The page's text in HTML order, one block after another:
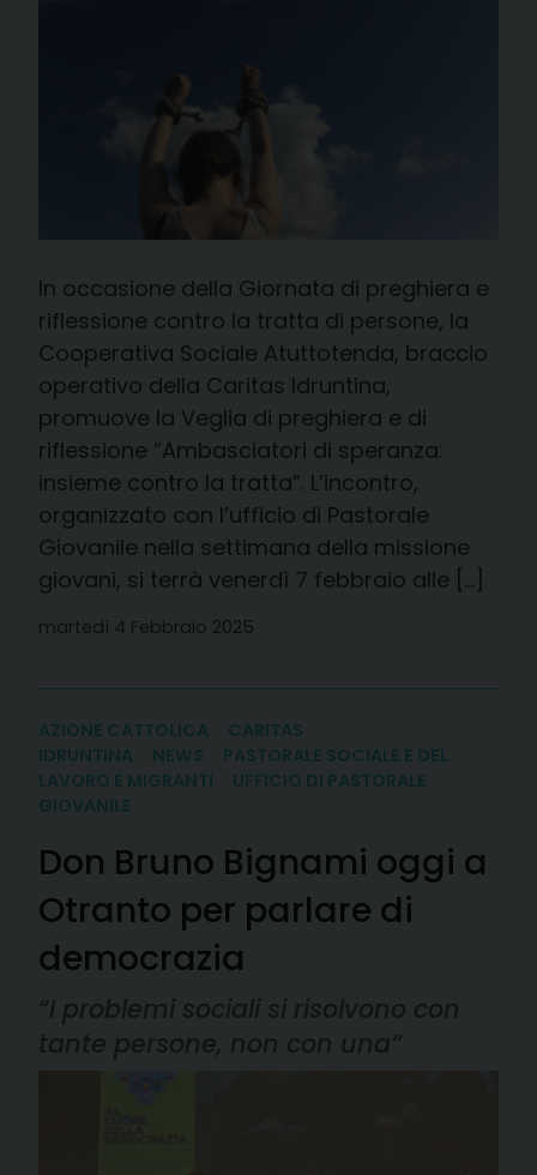
In occasione della Giornata di preghiera e
riflessione contro la tratta di persone, la
Cooperativa Sociale Atuttotenda, braccio
operativo della Caritas Idruntina,
promuove la Veglia di preghiera e di
riflessione “Ambasciatori di speranza:
insieme contro la tratta”. L’incontro,
organizzato con l’ufficio di Pastorale
Giovanile nella settimana della missione
giovani, si terrà venerdì 7 febbraio alle […]
martedì 4 Febbraio 2025
AZIONE CATTOLICA
CARITAS
IDRUNTINA
NEWS
PASTORALE SOCIALE E DEL
LAVORO E MIGRANTI
UFFICIO DI PASTORALE
GIOVANILE
Don Bruno Bignami oggi a
Otranto per parlare di
democrazia
“I problemi sociali si risolvono con
tante persone, non con una”